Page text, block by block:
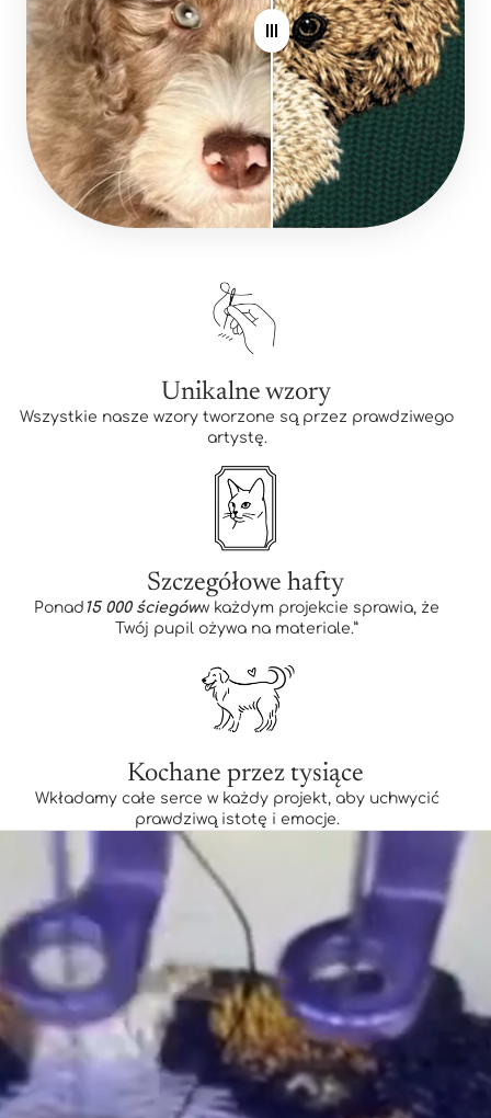
Unikalne wzory
Wszystkie nasze wzory tworzone są przez prawdziwego
artystę.
Szczegółowe hafty
Ponad 15 000 ściegóww każdym projekcie sprawia, że
Twój pupil ożywa na materiale.”
Kochane przez tysiące
Wkładamy całe serce w każdy projekt, aby uchwycić
prawdziwą istotę i emocje.